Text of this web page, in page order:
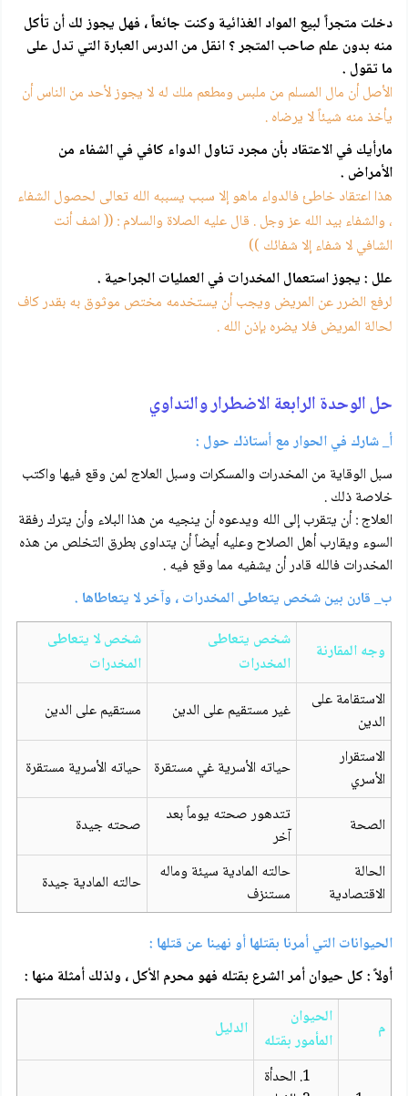
دخلت متجراً لبيع المواد الغذائية وكنت جائعاً ، فهل يجوز لك أن تأكل
منه بدون علم صاحب المتجر ؟ انقل من الدرس العبارة التي تدل على
ما تقول .
الأصل أن مال المسلم من ملبس ومطعم ملك له لا يجوز لأحد من الناس أن
يأخذ منه شيئاً لا يرضاه .
مارأيك في الاعتقاد بأن مجرد تناول الدواء كافي في الشفاء من
الأمراض .
هذا اعتقاد خاطئ فالدواء ماهو إلا سبب يسببه الله تعالى لحصول الشفاء
، والشفاء بيد الله عز وجل . قال عليه الصلاة والسلام : (( اشف أنت
الشافي لا شفاء إلا شفائك ))
علل : يجوز استعمال المخدرات في العمليات الجراحية .
لرفع الضرر عن المريض ويجب أن يستخدمه مختص موثوق به بقدر كاف
لحالة المريض فلا يضره بإذن الله .
حل الوحدة الرابعة الاضطرار والتداوي
أ_ شارك في الحوار مع أستاذك حول :
سبل الوقاية من المخدرات والمسكرات وسبل العلاج لمن وقع فيها واكتب
خلاصة ذلك .
العلاج : أن يتقرب إلى الله ويدعوه أن ينجيه من هذا البلاء وأن يترك رفقة
السوء ويقارب أهل الصلاح وعليه أيضاً أن يتداوى بطرق التخلص من هذه
المخدرات فالله قادر أن يشفيه مما وقع فيه .
ب_ قارن بين شخص يتعاطى المخدرات ، وآخر لا يتعاطاها .
وجه المقارنة
شخص يتعاطى
المخدرات
شخص لا يتعاطى
المخدرات
الاستقامة على
الدين
غير مستقيم على الدين
مستقيم على الدين
الاستقرار
الأسري
حياته الأسرية غي مستقرة حياته الأسرية مستقرة
الصحة
تتدهور صحته يوماً بعد
آخر
صحته جيدة
الحالة
الاقتصادية
حالته المادية سيئة وماله
مستنزف
حالته المادية جيدة
الحيوانات التي أمرنا بقتلها أو نهينا عن قتلها :
أولاً : كل حيوان أمر الشرع بقتله فهو محرم الأكل ، ولذلك أمثلة منها :
م
الحيوان
المأمور بقتله
الدليل
الحدأة